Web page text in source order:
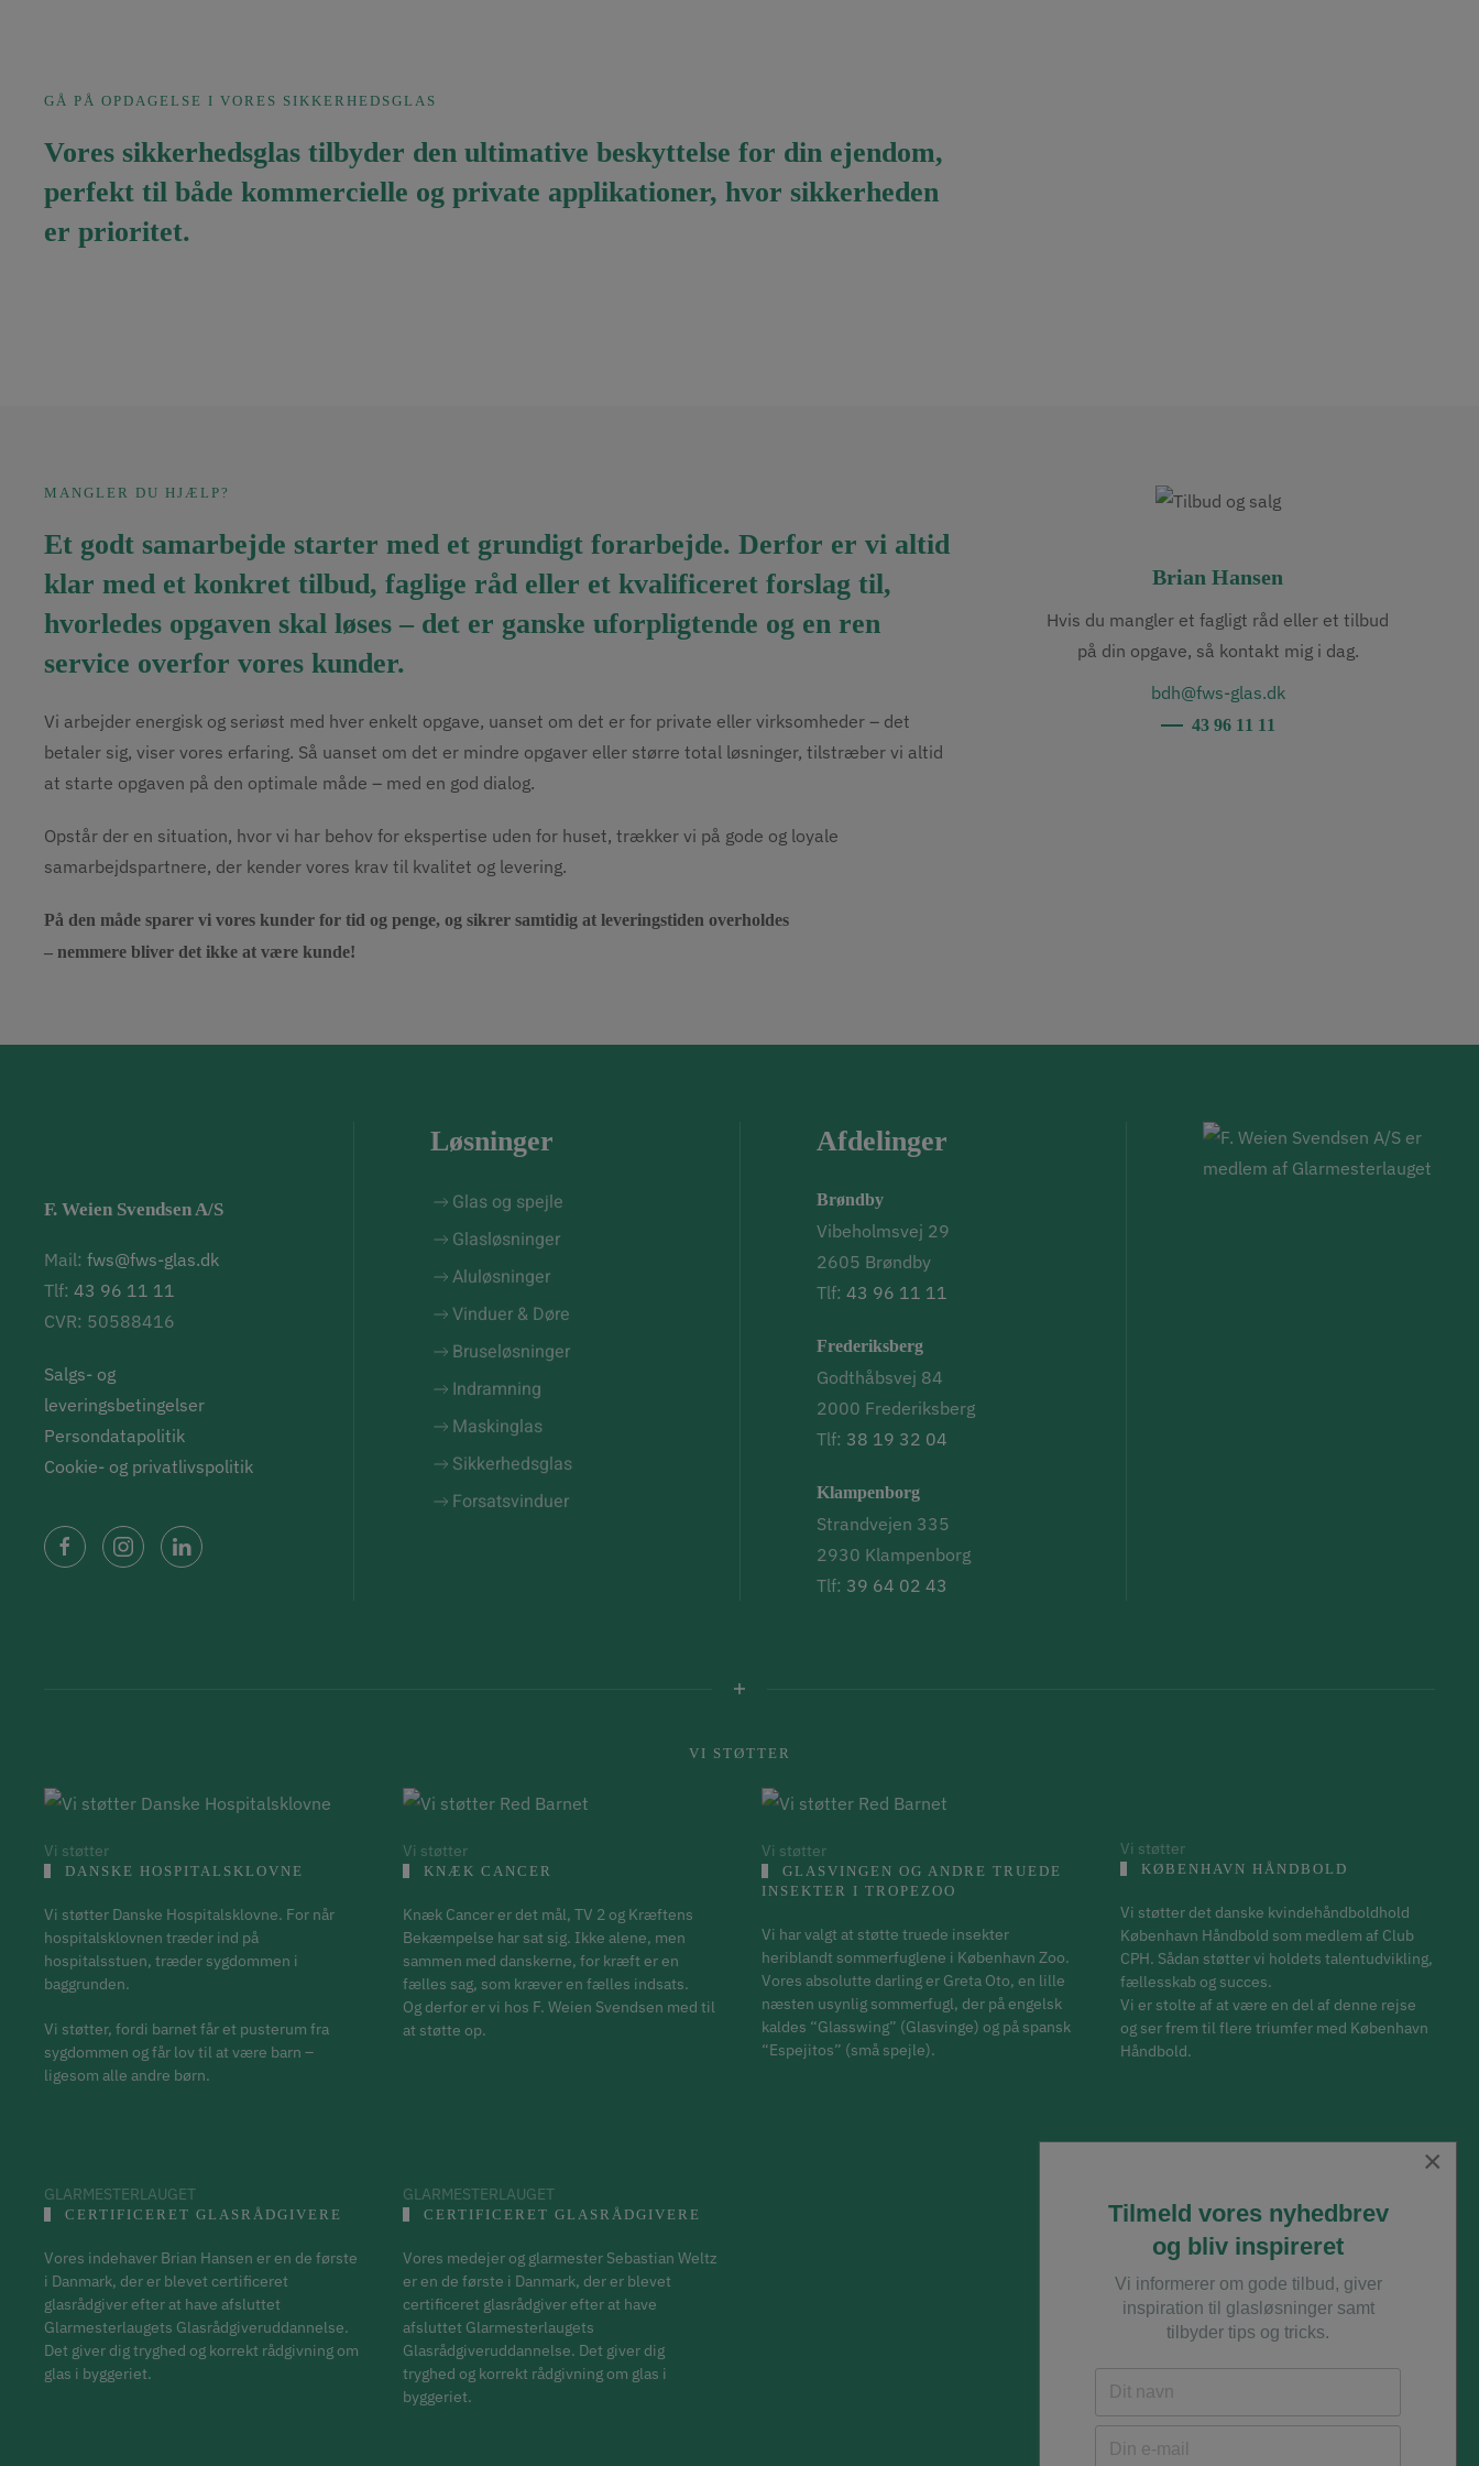
GÅ PÅ OPDAGELSE I VORES SIKKERHEDSGLAS
Vores sikkerhedsglas tilbyder den ultimative beskyttelse for din ejendom,
perfekt til både kommercielle og private applikationer, hvor sikkerheden
er prioritet.
MANGLER DU HJÆLP?
Et godt samarbejde starter med et grundigt forarbejde. Derfor er vi altid
klar med et konkret tilbud, faglige råd eller et kvalificeret forslag til,
hvorledes opgaven skal løses – det er ganske uforpligtende og en ren
service overfor vores kunder.
Vi arbejder energisk og seriøst med hver enkelt opgave, uanset om det er for private eller virksomheder – det
betaler sig, viser vores erfaring. Så uanset om det er mindre opgaver eller større total løsninger, tilstræber vi altid
at starte opgaven på den optimale måde – med en god dialog.
Opstår der en situation, hvor vi har behov for ekspertise uden for huset, trækker vi på gode og loyale
samarbejdspartnere, der kender vores krav til kvalitet og levering.
På den måde sparer vi vores kunder for tid og penge, og sikrer samtidig at leveringstiden overholdes
– nemmere bliver det ikke at være kunde!
Brian Hansen
Hvis du mangler et fagligt råd eller et tilbud
på din opgave, så kontakt mig i dag.
bdh@fws-glas.dk
43 96 11 11
F. Weien Svendsen A/S
Mail: fws@fws-glas.dk
Tlf: 43 96 11 11
CVR: 50588416
Salgs- og
leveringsbetingelser
Persondatapolitik
Cookie- og privatlivspolitik
Løsninger
Glas og spejle
Glasløsninger
Aluløsninger
Vinduer & Døre
Bruseløsninger
Indramning
Maskinglas
Sikkerhedsglas
Forsatsvinduer
Afdelinger
Brøndby
Vibeholmsvej 29
2605 Brøndby
Tlf: 43 96 11 11
Frederiksberg
Godthåbsvej 84
2000 Frederiksberg
Tlf: 38 19 32 04
Klampenborg
Strandvejen 335
2930 Klampenborg
Tlf: 39 64 02 43
VI STØTTER
Vi støtter
DANSKE HOSPITALSKLOVNE
Vi støtter Danske Hospitalsklovne. For når
hospitalsklovnen træder ind på
hospitalsstuen, træder sygdommen i
baggrunden.
Vi støtter, fordi barnet får et pusterum fra
sygdommen og får lov til at være barn –
ligesom alle andre børn.
Vi støtter
KNÆK CANCER
Knæk Cancer er det mål, TV 2 og Kræftens
Bekæmpelse har sat sig. Ikke alene, men
sammen med danskerne, for kræft er en
fælles sag, som kræver en fælles indsats.
Og derfor er vi hos F. Weien Svendsen med til
at støtte op.
Vi støtter
GLASVINGEN OG ANDRE TRUEDE
INSEKTER I TROPEZOO
Vi har valgt at støtte truede insekter
heriblandt sommerfuglene i København Zoo.
Vores absolutte darling er Greta Oto, en lille
næsten usynlig sommerfugl, der på engelsk
kaldes “Glasswing” (Glasvinge) og på spansk
“Espejitos” (små spejle).
Vi støtter
KØBENHAVN HÅNDBOLD
Vi støtter det danske kvindehåndboldhold
København Håndbold som medlem af Club
CPH. Sådan støtter vi holdets talentudvikling,
fællesskab og succes.
Vi er stolte af at være en del af denne rejse
og ser frem til flere triumfer med København
Håndbold.
GLARMESTERLAUGET
CERTIFICERET GLASRÅDGIVERE
Vores indehaver Brian Hansen er en de første
i Danmark, der er blevet certificeret
glasrådgiver efter at have afsluttet
Glarmesterlaugets Glasrådgiveruddannelse.
Det giver dig tryghed og korrekt rådgivning om
glas i byggeriet.
GLARMESTERLAUGET
CERTIFICERET GLASRÅDGIVERE
Vores medejer og glarmester Sebastian Weltz
er en de første i Danmark, der er blevet
certificeret glasrådgiver efter at have
afsluttet Glarmesterlaugets
Glasrådgiveruddannelse. Det giver dig
tryghed og korrekt rådgivning om glas i
byggeriet.
×
Tilmeld vores nyhedbrev
og bliv inspireret
Vi informerer om gode tilbud, giver
inspiration til glasløsninger samt
tilbyder tips og tricks.